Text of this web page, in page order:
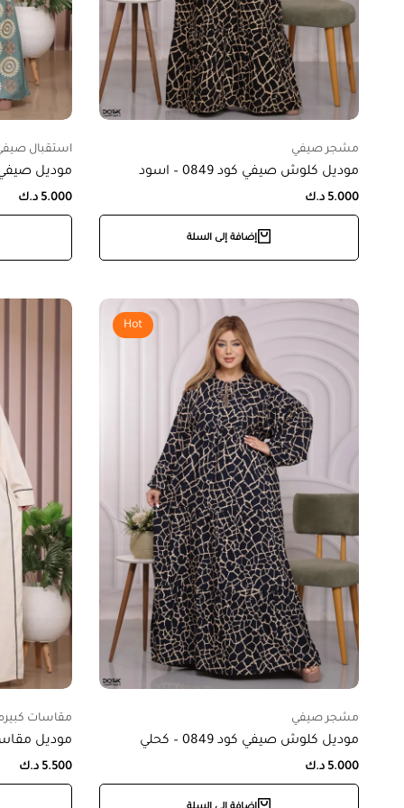
مشجر صيفي
موديل كلوش صيفي كود 0849 – اسود
5.000 د.ك
إضافة إلى السلة
استقبال
موديل صيفي
5.000 د.ك
Hot
مشجر صيفي
موديل كلوش صيفي كود 0849 – كحلي
5.000 د.ك
مقاسات
موديل مقاس خاص
5.500 د.ك